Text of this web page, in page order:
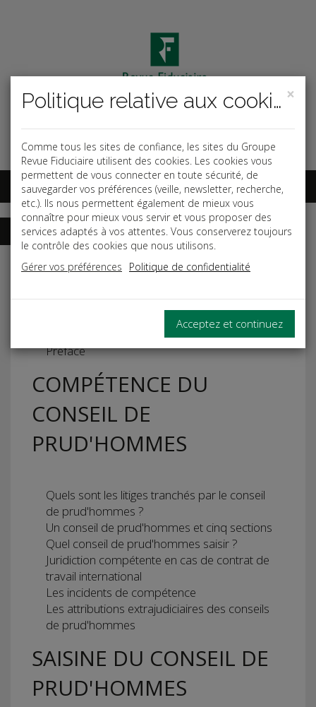
Code ouvrage OK
Espace abonnés
Accueil Guides Procès aux prud'hommes
Préface
COMPÉTENCE DU
CONSEIL DE
PRUD'HOMMES
Quels sont les litiges tranchés par le conseil
de prud'hommes ?
Un conseil de prud'hommes et cinq sections
Quel conseil de prud'hommes saisir ?
Juridiction compétente en cas de contrat de
travail international
Les incidents de compétence
Les attributions extrajudiciaires des conseils
de prud'hommes
SAISINE DU CONSEIL DE
PRUD'HOMMES
×
Politique relative aux cookies
Comme tous les sites de confiance, les sites du Groupe
Revue Fiduciaire utilisent des cookies. Les cookies vous
permettent de vous connecter en toute sécurité, de
sauvegarder vos préférences (veille, newsletter, recherche,
etc.). Ils nous permettent également de mieux vous
connaître pour mieux vous servir et vous proposer des
services adaptés à vos attentes. Vous conserverez toujours
le contrôle des cookies que nous utilisons.
Gérer vos préférences
Politique de confidentialité
Acceptez et continuez